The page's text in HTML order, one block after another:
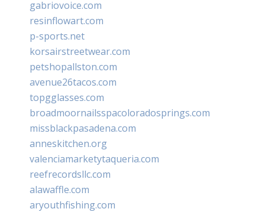
gabriovoice.com
resinflowart.com
p-sports.net
korsairstreetwear.com
petshopallston.com
avenue26tacos.com
topgglasses.com
broadmoornailsspacoloradosprings.com
missblackpasadena.com
anneskitchen.org
valenciamarketytaqueria.com
reefrecordsllc.com
alawaffle.com
aryouthfishing.com